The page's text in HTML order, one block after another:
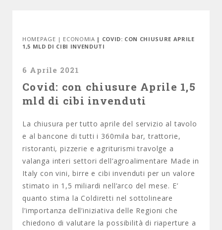
HOMEPAGE | ECONOMIA | COVID: CON CHIUSURE APRILE
1,5 MLD DI CIBI INVENDUTI
6 Aprile 2021
Covid: con chiusure Aprile 1,5
mld di cibi invenduti
La chiusura per tutto aprile del servizio al tavolo
e al bancone di tutti i 360mila bar, trattorie,
ristoranti, pizzerie e agriturismi travolge a
valanga interi settori dell’agroalimentare Made in
Italy con vini, birre e cibi invenduti per un valore
stimato in 1,5 miliardi nell’arco del mese. E’
quanto stima la Coldiretti nel sottolineare
l’importanza dell’iniziativa delle Regioni che
chiedono di valutare la possibilità di riaperture a